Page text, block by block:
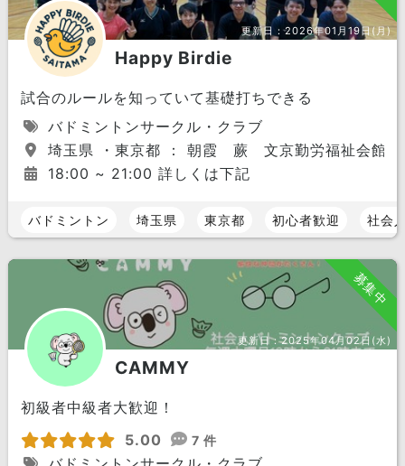
更新日：2026年01月19日(月)
Happy Birdie
試合のルールを知っていて基礎打ちできる
バドミントンサークル・クラブ
埼玉県 ・東京都 ： 朝霞 蕨 文京勤労福祉会館
18:00 ~ 21:00 詳しくは下記
バドミントン 埼玉県 東京都 初心者歓迎 社会
募集中
更新日：2025年04月02日(水)
CAMMY
初級者中級者大歓迎！
5.00
7 件